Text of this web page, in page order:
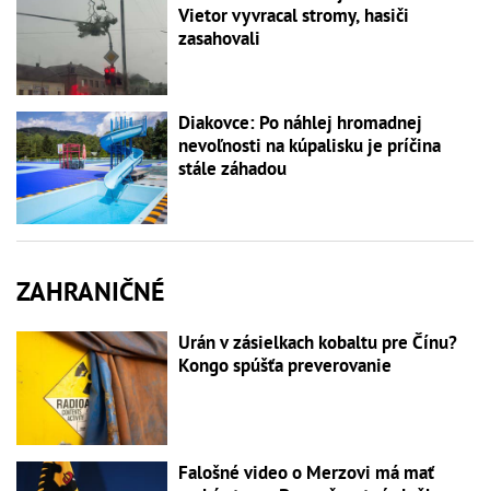
Vietor vyvracal stromy, hasiči
zasahovali
Diakovce: Po náhlej hromadnej
nevoľnosti na kúpalisku je príčina
stále záhadou
ZAHRANIČNÉ
Urán v zásielkach kobaltu pre Čínu?
Kongo spúšťa preverovanie
Falošné video o Merzovi má mať